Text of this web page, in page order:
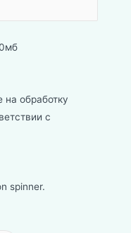
обработку
с